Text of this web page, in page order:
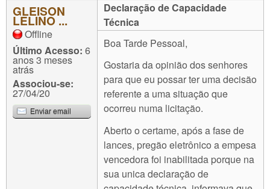
GLEISON
LELINO ...
Offline
Último Acesso: 6
anos 3 meses
atrás
Associou-se:
27/04/20
Enviar email
Declaração de Capacidade
Técnica
Boa Tarde Pessoal,
Gostaria da opinião dos senhores
para que eu possar ter uma decisão
referente a uma situação que
ocorreu numa licitação.
Aberto o certame, após a fase de
lances, pregão eletrônico a empesa
vencedora foi inabilitada porque na
sua unica declaração de